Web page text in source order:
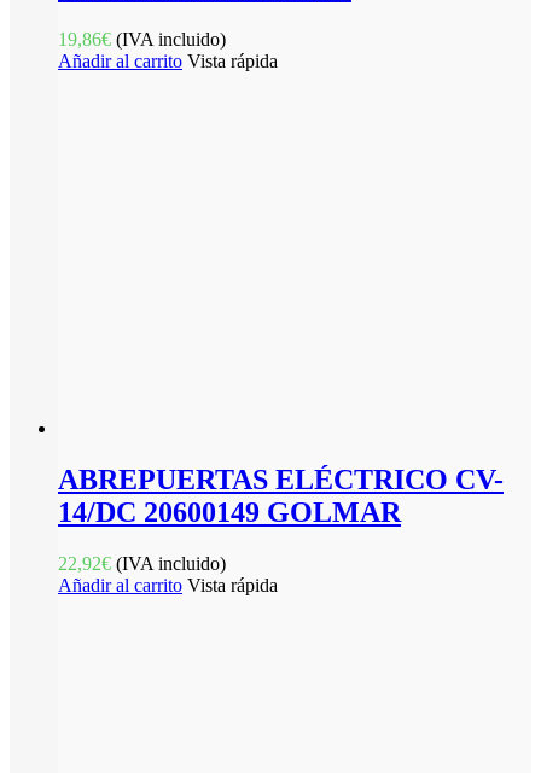
19,86€ (IVA incluido)
Añadir al carrito Vista rápida
ABREPUERTAS ELÉCTRICO CV-
14/DC 20600149 GOLMAR
22,92€ (IVA incluido)
Añadir al carrito Vista rápida